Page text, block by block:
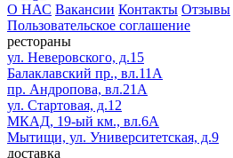
О НАС Вакансии Контакты Отзывы
Пользовательское соглашение
рестораны
ул. Неверовского, д.15
Балаклавский пр., вл.11А
пр. Андропова, вл.21А
ул. Стартовая, д.12
МКАД, 19-ый км., вл.6А
Мытищи, ул. Университетская, д.9
доставка